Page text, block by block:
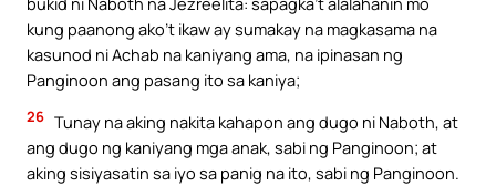
kung paanong ako’t ikaw ay sumakay na magkasama na
kasunod ni Achab na kaniyang ama, na ipinasan ng
Panginoon ang pasang ito sa kaniya;
26 Tunay na aking nakita kahapon ang dugo ni Naboth, at
ang dugo ng kaniyang mga anak, sabi ng Panginoon; at
aking sisiyasatin sa iyo sa panig na ito, sabi ng Panginoon.